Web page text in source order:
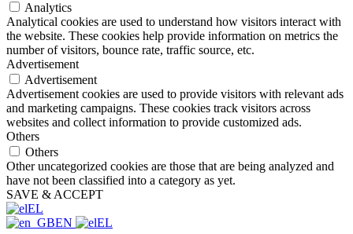
Analytics
Analytical cookies are used to understand how visitors interact with
the website. These cookies help provide information on metrics the
number of visitors, bounce rate, traffic source, etc.
Advertisement
Advertisement
Advertisement cookies are used to provide visitors with relevant ads
and marketing campaigns. These cookies track visitors across
websites and collect information to provide customized ads.
Others
Others
Other uncategorized cookies are those that are being analyzed and
have not been classified into a category as yet.
SAVE & ACCEPT
EL
EN
EL